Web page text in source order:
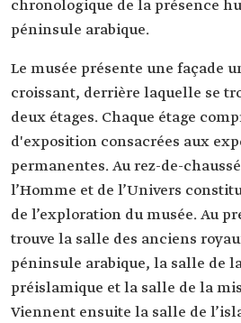
chronologique de la présence
péninsule arabique.
Le musée présente une façade
croissant, derrière laquelle se
deux étages. Chaque étage
d'exposition consacrées aux
permanentes. Au rez-de-
l’Homme et de l’Univers
de l’exploration du musée. Au
trouve la salle des anciens
péninsule arabique, la salle de
préislamique et la salle de la
Viennent ensuite la salle de